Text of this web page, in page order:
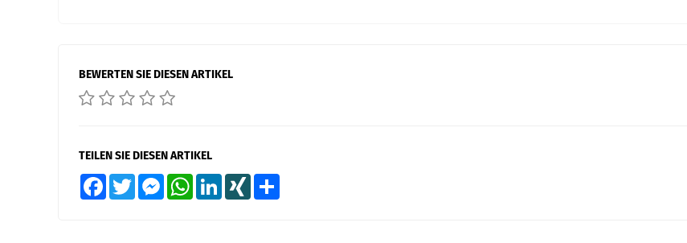
BEWERTEN SIE DIESEN ARTIKEL
TEILEN SIE DIESEN ARTIKEL
FacebookTwitter MessengerWhatsAppLinkedInXING